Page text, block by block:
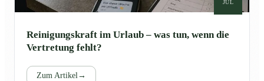
JUL
Reinigungskraft im Urlaub – was tun, wenn die
Vertretung fehlt?
Zum Artikel→